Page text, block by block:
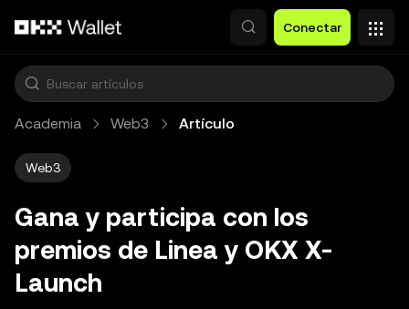
Conectar
Academia Web3 Artículo
Web3
Gana y participa con los
premios de Linea y OKX X-
Launch